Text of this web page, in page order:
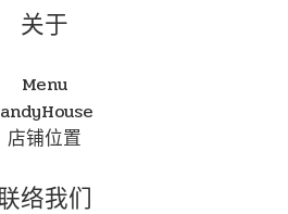
关于
Menu
店铺位置
络我们